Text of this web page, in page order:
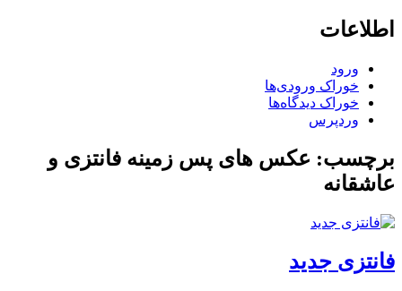
اطلاعات
ورود
خوراک ورودی‌ها
خوراک دیدگاه‌ها
وردپرس
برچسب: عکس های پس زمینه فانتزی و
عاشقانه
فانتزی جدید